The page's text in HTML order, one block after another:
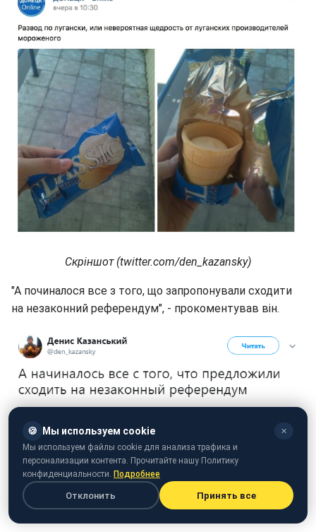
Скріншот (twitter.com/den_kazansky)
"А починалося все з того, що запропонували сходити
на незаконний референдум", - прокоментував він.
На знімку видно, що луганський виробник морозива
нехтує нормами і не додає потрібну кількості
продукту.
"Вас розвели ще в 2014", - пишуть в мережі.
🍪 Мы используем cookie ✕
Мы используем файлы cookie для анализа трафика и
персонализации контента. Прочитайте нашу Политику
конфиденциальности. Подробнее
Отклонить Принять все